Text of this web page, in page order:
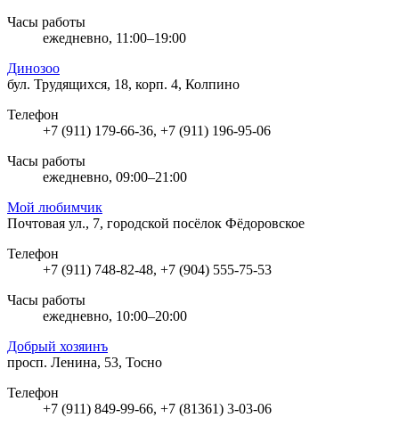
Часы работы
ежедневно, 11:00–19:00
Динозоо
бул. Трудящихся, 18, корп. 4, Колпино
Телефон
+7 (911) 179-66-36, +7 (911) 196-95-06
Часы работы
ежедневно, 09:00–21:00
Мой любимчик
Почтовая ул., 7, городской посёлок Фёдоровское
Телефон
+7 (911) 748-82-48, +7 (904) 555-75-53
Часы работы
ежедневно, 10:00–20:00
Добрый хозяинъ
просп. Ленина, 53, Тосно
Телефон
+7 (911) 849-99-66, +7 (81361) 3-03-06